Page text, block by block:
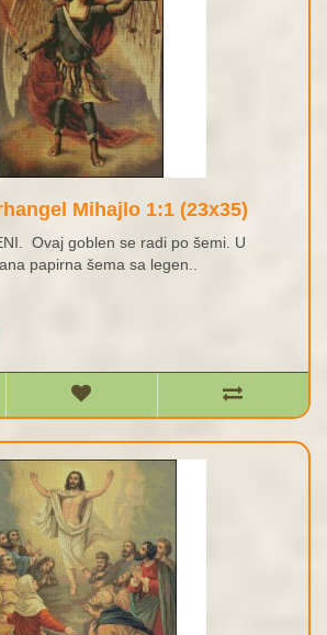
Mihajlo 1:1 (23x35)
Ovaj goblen se radi po šemi. U
papirna šema sa legen..